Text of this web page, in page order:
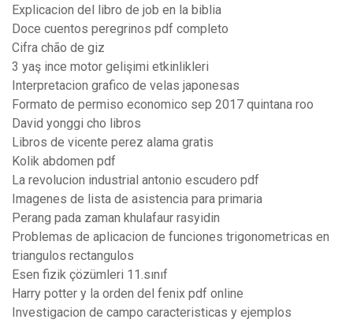
Explicacion del libro de job en la biblia
Doce cuentos peregrinos pdf completo
Cifra chão de giz
3 yaş ince motor gelişimi etkinlikleri
Interpretacion grafico de velas japonesas
Formato de permiso economico sep 2017 quintana roo
David yonggi cho libros
Libros de vicente perez alama gratis
Kolik abdomen pdf
La revolucion industrial antonio escudero pdf
Imagenes de lista de asistencia para primaria
Perang pada zaman khulafaur rasyidin
Problemas de aplicacion de funciones trigonometricas en
triangulos rectangulos
Esen fizik çözümleri 11.sınıf
Harry potter y la orden del fenix pdf online
Investigacion de campo caracteristicas y ejemplos